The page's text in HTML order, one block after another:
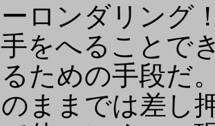
ロンダリング
をへることで
ための手段だ
ままでは差し